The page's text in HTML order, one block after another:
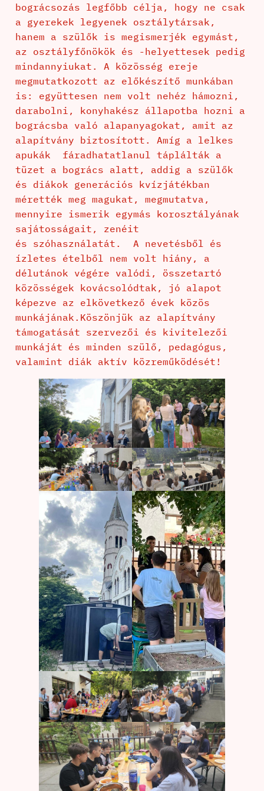
bográcsozás legfőbb célja, hogy ne csak
a gyerekek legyenek osztálytársak,
hanem a szülők is megismerjék egymást,
az osztályfőnökök és -helyettesek pedig
mindannyiukat. A közösség ereje
megmutatkozott az előkészítő munkában
is: együttesen nem volt nehéz hámozni,
darabolni, konyhakész állapotba hozni a
bográcsba való alapanyagokat, amit az
alapítvány biztosított. Amíg a lelkes
apukák fáradhatatlanul táplálták a
tüzet a bogrács alatt, addig a szülők
és diákok generációs kvízjátékban
mérették meg magukat, megmutatva,
mennyire ismerik egymás korosztályának
sajátosságait, zenéit
és szóhasználatát. A nevetésből és
ízletes ételből nem volt hiány, a
délutánok végére valódi, összetartó
közösségek kovácsolódtak, jó alapot
képezve az elkövetkező évek közös
munkájának.Köszönjük az alapítvány
támogatását szervezői és kivitelezői
munkáját és minden szülő, pedagógus,
valamint diák aktív közreműködését!